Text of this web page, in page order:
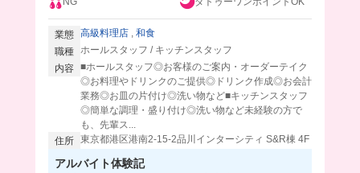
業態 高級料理店 , 和食
職種 ホールスタッフ / キッチンスタッフ
内容 ■ホールスタッフ◎お客様のご案内・オーダーテイク
◎お料理やドリンクのご提供◎ドリンク作成◎お会計
業務◎お皿の片付け◎洗い物など■キッチンスタッフ
◎簡単な調理・盛り付け◎洗い物など未経験の方で
も、先輩ス...
住所 東京都港区港南2-15-2品川インターシティ S&R棟 4F
アルバイト体験記